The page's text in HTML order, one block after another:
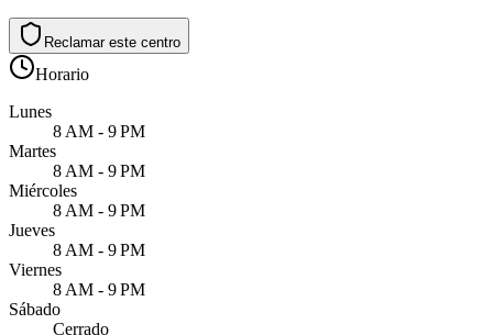
Reclamar este centro
Horario
Lunes
8 AM - 9 PM
Martes
8 AM - 9 PM
Miércoles
8 AM - 9 PM
Jueves
8 AM - 9 PM
Viernes
8 AM - 9 PM
Sábado
Cerrado